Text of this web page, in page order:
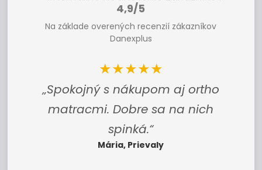
4,9/5
Na základe overených recenzií zákazníkov
Danexplus
★★★★★
„Najlepší vankúš! Nosíme si ho
všade, kam ideme.“
Romana, Nové Mesto nad Váhom